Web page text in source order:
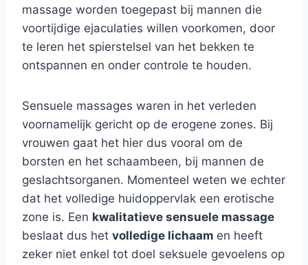
massage worden toegepast bij mannen die
voortijdige ejaculaties willen voorkomen, door
te leren het spierstelsel van het bekken te
ontspannen en onder controle te houden.
Sensuele massages waren in het verleden
voornamelijk gericht op de erogene zones. Bij
vrouwen gaat het hier dus vooral om de
borsten en het schaambeen, bij mannen de
geslachtsorganen. Momenteel weten we echter
dat het volledige huidoppervlak een erotische
zone is. Een kwalitatieve sensuele massage
beslaat dus het volledige lichaam en heeft
zeker niet enkel tot doel seksuele gevoelens op